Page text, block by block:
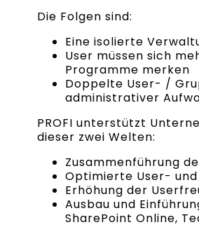
Die Folgen sind:
Eine isolierte
User müssen sich
Programme merken
Doppelte User- /
administrativer
PROFI unterstützt
dieser zwei Welten:
Zusammenführung
Optimierte User-
Erhöhung der
Ausbau und
SharePoint Online,